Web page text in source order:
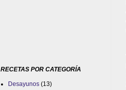
RECETAS POR CATEGORÍA
Desayunos (13)